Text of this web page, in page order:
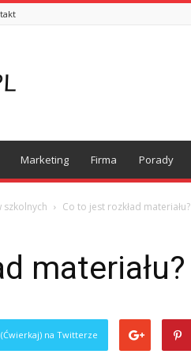
Marketing Firma Porady
Co to jest rozkład materiału?
materiału?
na Twitterze